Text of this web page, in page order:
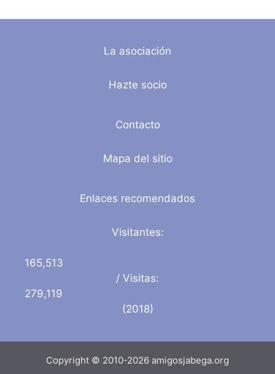
La asociación
Hazte socio
Contacto
Mapa del sitio
Enlaces recomendados
Visitantes:
165,513
/ Visitas:
279,119
(2018)
Copyright © 2010-2026 amigosjabega.org